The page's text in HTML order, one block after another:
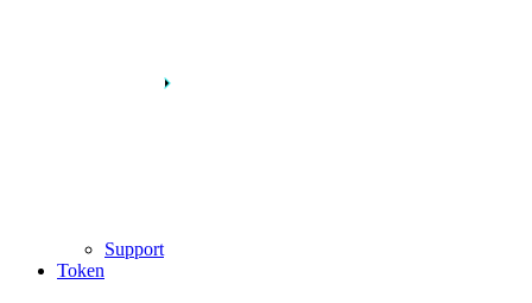
Support
Token